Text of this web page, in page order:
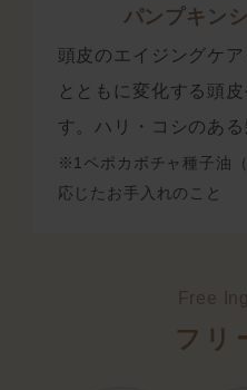
パンプキン
頭皮のエイジングケ
とともに変化する頭
す。ハリ・コシのあ
※1ペポカボチャ種子油
応じたお手入れのこと
Free
フリ